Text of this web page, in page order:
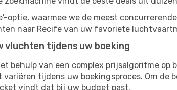
optie, waarmee we de meest
naar Recife van uw favoriete
vluchten tijdens uw boeking
behulp van een complex prijsalgoritme op
tijdens uw boekingsproces. Om
vindt dat bij uw budget past.